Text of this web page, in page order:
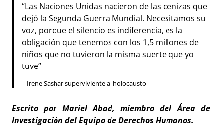
“Las Naciones Unidas nacieron de las cenizas que
dejó la Segunda Guerra Mundial. Necesitamos su
voz, porque el silencio es indiferencia, es la
obligación que tenemos con los 1,5 millones de
niños que no tuvieron la misma suerte que yo
tuve”
– Irene Sashar superviviente al holocausto
Escrito por Mariel Abad, miembro del Área de
Investigación del Equipo de Derechos Humanos.